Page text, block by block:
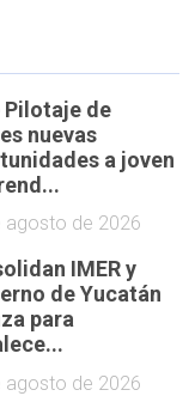
Pilotaje de
nuevas
a joven
agosto de 2026
IMER y
de Yucatán
para
agosto de 2026